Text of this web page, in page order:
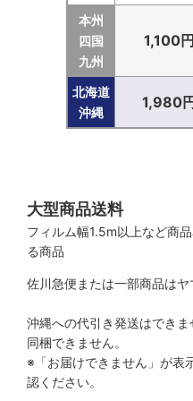
本州
四国
九州
1,100円
北海道
沖縄
1,980
大型商品送料
フィルム幅1.5m以上など商
る商品
佐川急便または一部商品はヤ
沖縄への代引き発送はできま
同梱できません。
※「お届けできません」が表
認ください。